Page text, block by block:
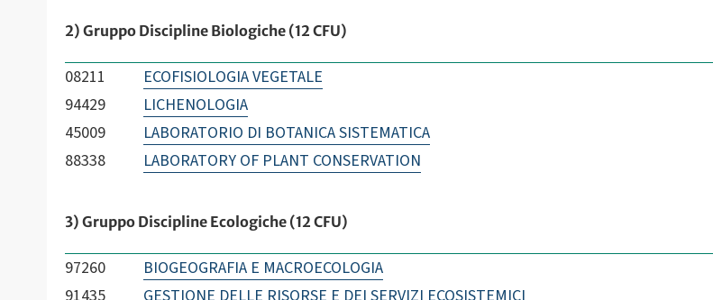
2) Gruppo Discipline Biologiche (12 CFU)
08211 ECOFISIOLOGIA VEGETALE
94429
LICHENOLOGIA
45009
LABORATORIO DI BOTANICA SISTEMATICA
88338
LABORATORY OF PLANT CONSERVATION
3) Gruppo Discipline Ecologiche (12 CFU)
97260 BIOGEOGRAFIA E MACROECOLOGIA